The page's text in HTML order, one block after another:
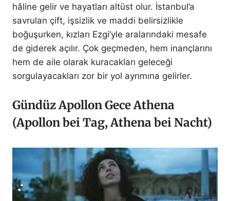
hâline gelir ve hayatları altüst olur. İstanbul’a
savrulan çift, işsizlik ve maddi belirsizlikle
boğuşurken, kızları Ezgi’yle aralarındaki mesafe
de giderek açılır. Çok geçmeden, hem inançlarını
hem de aile olarak kuracakları geleceği
sorgulayacakları zor bir yol ayrımına gelirler.
Gündüz Apollon Gece Athena
(Apollon bei Tag, Athena bei Nacht)